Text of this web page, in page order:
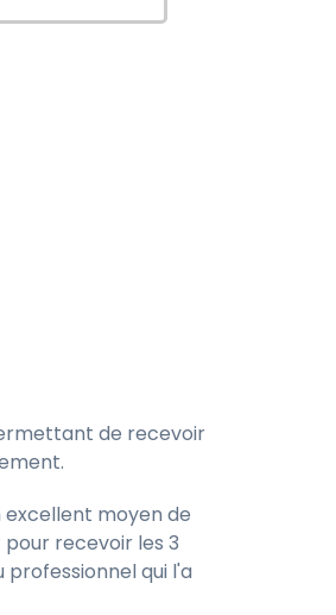
de recevoir
excellent moyen de
recevoir les 3
qui l'a